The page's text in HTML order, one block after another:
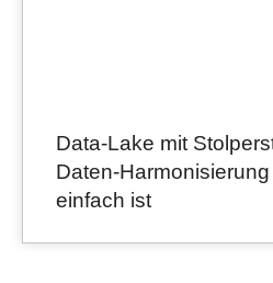
Data-Lake mit
Daten-
einfach ist